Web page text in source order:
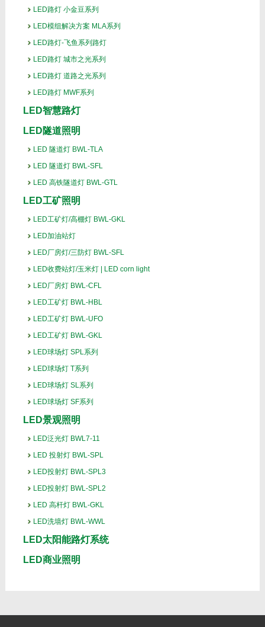
LED路灯 小金豆系列
LED模组解决方案 MLA系列
LED路灯-飞鱼系列路灯
LED路灯 城市之光系列
LED路灯 道路之光系列
LED路灯 MWF系列
LED智慧路灯
LED隧道照明
LED 隧道灯 BWL-TLA
LED 隧道灯 BWL-SFL
LED 高铁隧道灯 BWL-GTL
LED工矿照明
LED工矿灯/高棚灯 BWL-GKL
LED加油站灯
LED厂房灯/三防灯 BWL-SFL
LED收费站灯/玉米灯 | LED corn light
LED厂房灯 BWL-CFL
LED工矿灯 BWL-HBL
LED工矿灯 BWL-UFO
LED工矿灯 BWL-GKL
LED球场灯 SPL系列
LED球场灯 T系列
LED球场灯 SL系列
LED球场灯 SF系列
LED景观照明
LED泛光灯 BWL7-11
LED 投射灯 BWL-SPL
LED投射灯 BWL-SPL3
LED投射灯 BWL-SPL2
LED 高杆灯 BWL-GKL
LED洗墙灯 BWL-WWL
LED太阳能路灯系统
LED商业照明